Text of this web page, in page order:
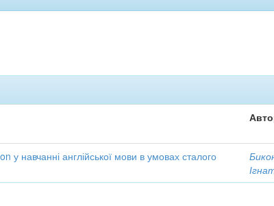
у навчанні англійської мови в умовах сталого